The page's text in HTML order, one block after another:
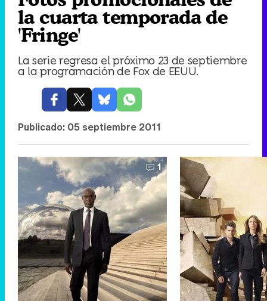
la cuarta temporada de
'Fringe'
La serie regresa el próximo 23 de septiembre
a la programación de Fox de EEUU.
Publicado: 05 septiembre 2011
1